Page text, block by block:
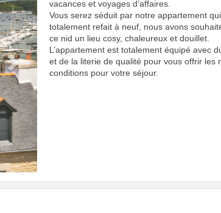
vacances et voyages d’affaires.
Vous serez séduit par notre appartement qui
totalement refait à neuf, nous avons
ce nid un lieu cosy, chaleureux et douillet.
L’appartement est totalement équipé avec
et de la literie de qualité pour vous offrir les
conditions pour votre séjour.